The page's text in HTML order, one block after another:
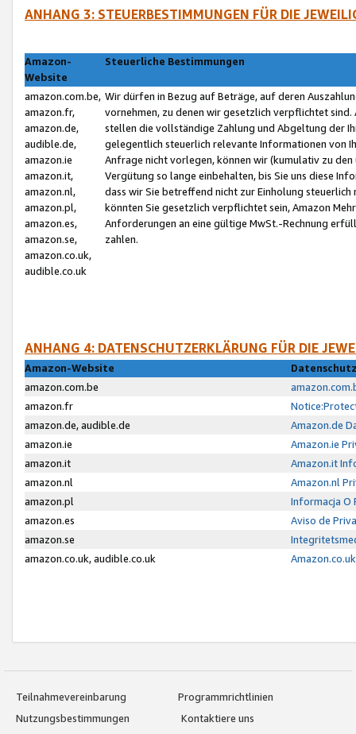
ANHANG 3: STEUERBESTIMMUNGEN FÜR DIE
Amazon-
Website
Steuerliche Bestimmungen
amazon.com.be,
amazon.fr,
amazon.de,
audible.de,
amazon.ie
amazon.it,
amazon.nl,
amazon.pl,
amazon.es,
amazon.se,
amazon.co.uk,
audible.co.uk
Wir dürfen in Bezug auf Beträge, auf deren
vornehmen, zu denen wir gesetzlich verpflichtet
stellen die vollständige Zahlung und Abgeltung der
gelegentlich steuerlich relevante Informationen von
Anfrage nicht vorlegen, können wir (kumulativ zu
Vergütung so lange einbehalten, bis Sie uns diese
dass wir Sie betreffend nicht zur Einholung
könnten Sie gesetzlich verpflichtet sein, Amazon
Anforderungen an eine gültige MwSt.-Rechnung
zahlen.
ANHANG 4: DATENSCHUTZERKLÄRUNG FÜR DIE
Amazon-Website
amazon.com.be
amazon.fr
amazon.de, audible.de
Amazon.de
amazon.ie
Amazon.ie
amazon.it
Amazon.it
amazon.nl
Amazon.nl
amazon.pl
Informacja O
amazon.es
Aviso de
amazon.se
amazon.co.uk, audible.co.uk
Teilnahmevereinbarung
Programmrichtlinien
Nutzungsbestimmungen
Kontaktiere uns